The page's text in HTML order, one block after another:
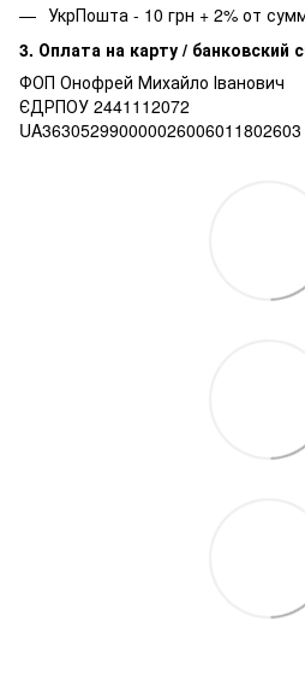
УкрПошта - 10 грн + 2% от
3. Оплата на карту / банковский
ФОП Онофрей Михайло Іванович
ЄДРПОУ 2441112072
UA363052990000026006011802603